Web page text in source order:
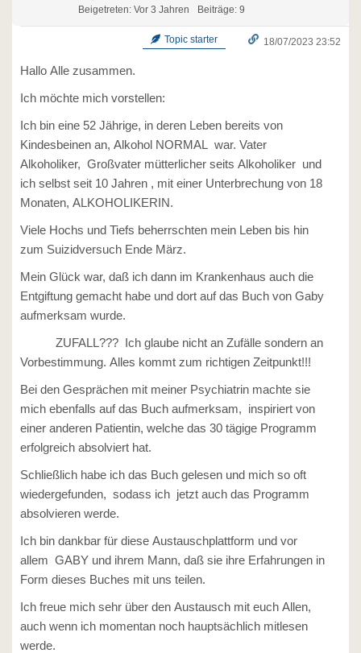
Beigetreten: Vor 3 Jahren
Beiträge: 9
Topic starter 18/07/2023 23:52
Hallo Alle zusammen.
Ich möchte mich vorstellen:
Ich bin eine 52 Jährige, in deren Leben bereits von
Kindesbeinen an, Alkohol NORMAL war. Vater
Alkoholiker, Großvater mütterlicher seits Alkoholiker und
ich selbst seit 10 Jahren , mit einer Unterbrechung von 18
Monaten, ALKOHOLIKERIN.
Viele Hochs und Tiefs beherrschten mein Leben bis hin
zum Suizidversuch Ende März.
Mein Glück war, daß ich dann im Krankenhaus auch die
Entgiftung gemacht habe und dort auf das Buch von Gaby
aufmerksam wurde.
ZUFALL??? Ich glaube nicht an Zufälle sondern an
Vorbestimmung. Alles kommt zum richtigen Zeitpunkt!!!
Bei den Gesprächen mit meiner Psychiatrin machte sie
mich ebenfalls auf das Buch aufmerksam, inspiriert von
einer anderen Patientin, welche das 30 tägige Programm
erfolgreich absolviert hat.
Schließlich habe ich das Buch gelesen und mich so oft
wiedergefunden, sodass ich jetzt auch das Programm
absolvieren werde.
Ich bin dankbar für diese Austauschplattform und vor
allem GABY und ihrem Mann, daß sie ihre Erfahrungen in
Form dieses Buches mit uns teilen.
Ich freue mich sehr über den Austausch mit euch Allen,
auch wenn ich momentan noch hauptsächlich mitlesen
werde.